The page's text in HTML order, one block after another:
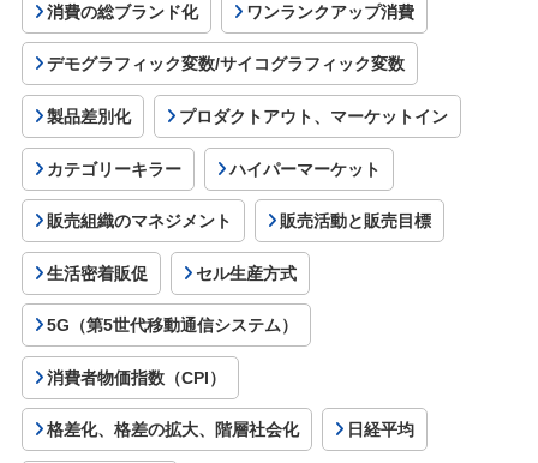
消費の総ブランド化 ワンランクアップ消費
デモグラフィック変数/サイコグラフィック変数
製品差別化 プロダクトアウト、マーケットイン
カテゴリーキラー ハイパーマーケット
販売組織のマネジメント 販売活動と販売目標
生活密着販促 セル生産方式
5G（第5世代移動通信システム）
消費者物価指数（CPI）
格差化、格差の拡大、階層社会化 日経平均